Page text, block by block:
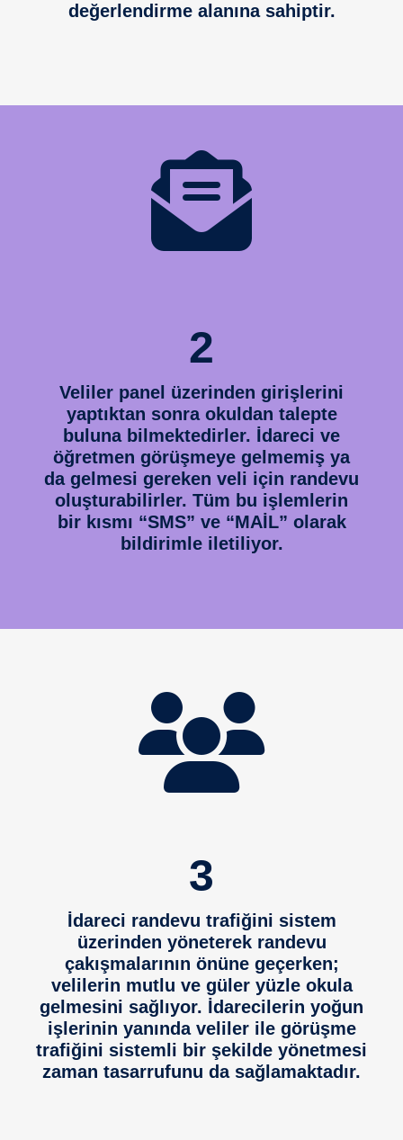
değerlendirme alanına sahiptir.
2
Veliler panel üzerinden girişlerini
yaptıktan sonra okuldan talepte
buluna bilmektedirler. İdareci ve
öğretmen görüşmeye gelmemiş ya
da gelmesi gereken veli için randevu
oluşturabilirler. Tüm bu işlemlerin
bir kısmı “SMS” ve “MAİL” olarak
bildirimle iletiliyor.
3
İdareci randevu trafiğini sistem
üzerinden yöneterek randevu
çakışmalarının önüne geçerken;
velilerin mutlu ve güler yüzle okula
gelmesini sağlıyor. İdarecilerin yoğun
işlerinin yanında veliler ile görüşme
trafiğini sistemli bir şekilde yönetmesi
zaman tasarrufunu da sağlamaktadır.